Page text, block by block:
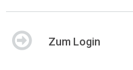
Zum Login